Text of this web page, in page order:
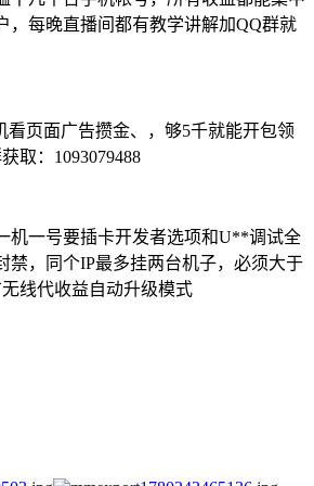
，每晚直播间都有教学讲解加QQ群就
看页面广告攒金、，够5千就能开包领
取：1093079488
机一号要插卡开发者选项和U**调试全
禁，同个IP最多挂两台机子，必须大于
线代收益自动升级模式